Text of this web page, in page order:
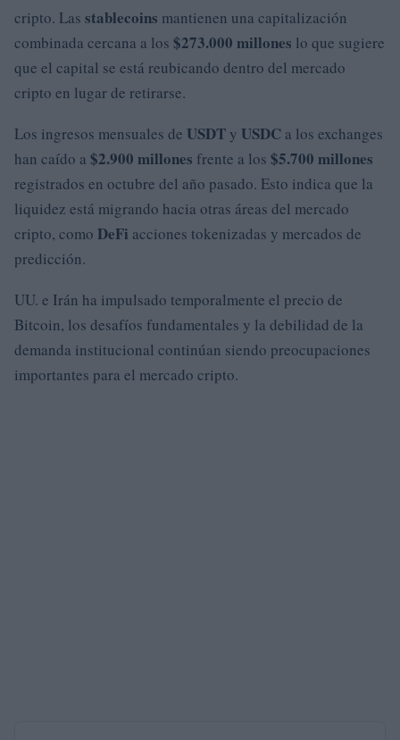
cripto. Las stablecoins mantienen una capitalización
combinada cercana a los $273.000 millones lo que sugiere
que el capital se está reubicando dentro del mercado
cripto en lugar de retirarse.
Los ingresos mensuales de USDT y USDC a los exchanges
han caído a $2.900 millones frente a los $5.700 millones
registrados en octubre del año pasado. Esto indica que la
liquidez está migrando hacia otras áreas del mercado
cripto, como DeFi acciones tokenizadas y mercados de
predicción.
UU. e Irán ha impulsado temporalmente el precio de
Bitcoin, los desafíos fundamentales y la debilidad de la
demanda institucional continúan siendo preocupaciones
importantes para el mercado cripto.